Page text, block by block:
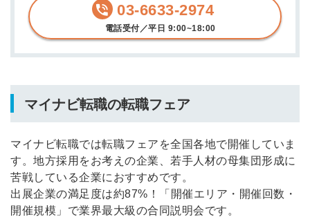
03-6633-2974
電話受付／平日 9:00~18:00
マイナビ転職の転職フェア
マイナビ転職では転職フェアを全国各地で開催していま
す。地方採用をお考えの企業、若手人材の母集団形成に
苦戦している企業におすすめです。
出展企業の満足度は約87%！「開催エリア・開催回数・
開催規模」で業界最大級の合同説明会です。